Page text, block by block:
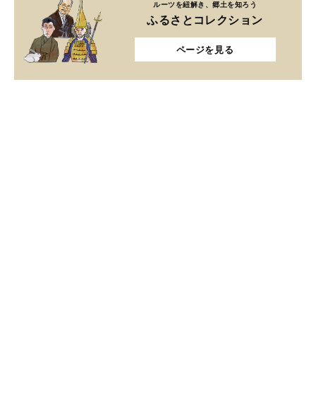
ルーツを紐解き、郷土を知ろう
ふるさとコレクション
ページを見る